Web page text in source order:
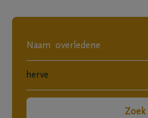
Zoek